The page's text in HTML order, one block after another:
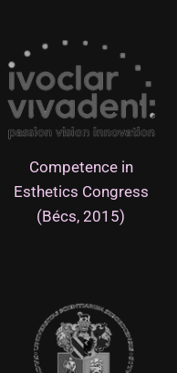
Competence in
Esthetics Congress
(Bécs, 2015)